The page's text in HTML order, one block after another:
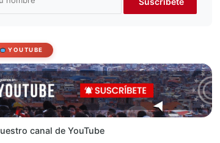
YOUTUBE
canal de YouTube